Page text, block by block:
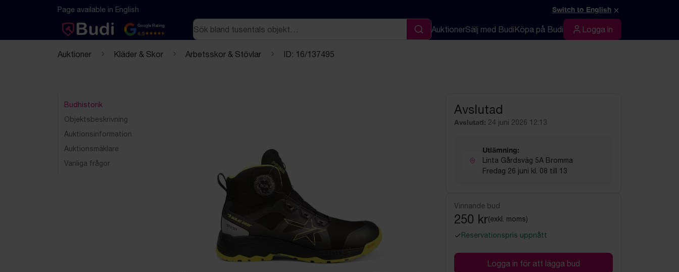
Hoppa till innehåll
Textbaserad (markdown) version av denna sida
Page available in English Switch to English ×
Google Rating
4.5
Sök
Sök
AuktionerSälj med BudiKöpa på Budi Logga in
Logga in
Auktioner Kläder & Skor Arbetsskor & Stövlar ID: 16/137495
Budhistorik
Objektsbeskrivning
Auktionsinformation
Auktionsmäklare
Vanliga frågor
Avslutad
Avslutad: 24 juni 2026 12:13
Utlämning:
Linta Gårdsväg 5A Bromma
Fredag 26 juni kl. 08 till 13
Vinnande bud
250 kr(exkl. moms)
Reservationspris uppnått
Logga in för att lägga bud